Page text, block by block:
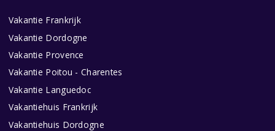
Vakantie Frankrijk
Vakantie Dordogne
Vakantie Provence
Vakantie Poitou - Charentes
Vakantie Languedoc
Vakantiehuis Frankrijk
Vakantiehuis Dordogne